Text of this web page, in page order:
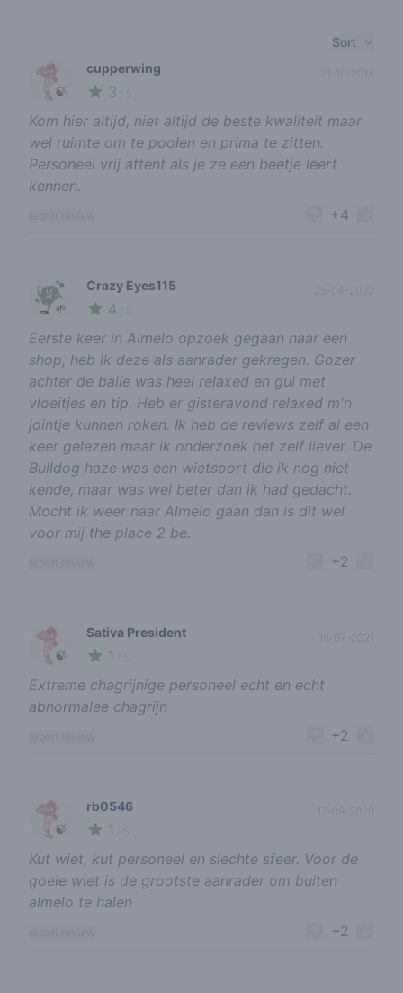
Sort
🍃
cupperwing
3
Kom hier altijd, niet altijd de beste kwaliteit maar
wel ruimte om te poolen en prima te zitten.
Personeel vrij attent als je ze een beetje leert
kennen.
+4
🌱
Crazy Eyes115
4
Eerste keer in Almelo opzoek gegaan naar een
shop, heb ik deze als aanrader gekregen. Gozer
achter de balie was heel relaxed en gul met
vloeitjes en tip. Heb er gisteravond relaxed m'n
jointje kunnen roken. Ik heb de reviews zelf al een
keer gelezen maar ik onderzoek het zelf liever. De
Bulldog haze was een wietsoort die ik nog niet
kende, maar was wel beter dan ik had gedacht.
Mocht ik weer naar Almelo gaan dan is dit wel
voor mij the place 2 be.
+2
🍃
Sativa President
1
Extreme chagrijnige personeel echt en echt
abnormalee chagrijn
+2
🍃
rb0546
1
Kut wiet, kut personeel en slechte sfeer. Voor de
goeie wiet is de grootste aanrader om buiten
almelo te halen
+2